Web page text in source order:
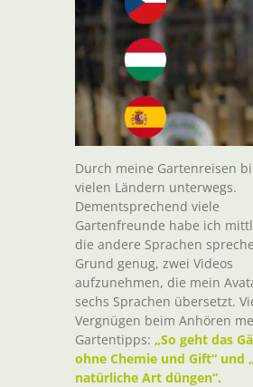
Durch meine Gartenreisen
vielen Ländern unterwegs.
Dementsprechend viele
Gartenfreunde habe ich
die andere Sprachen
Grund genug, zwei Videos
aufzunehmen, die mein
sechs Sprachen übersetzt.
Vergnügen beim Anhören
Gartentipps: „So geht das
ohne Chemie und Gift“ und
natürliche Art düngen“.